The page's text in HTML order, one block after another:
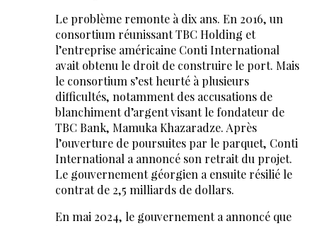
Le problème remonte à dix ans. En 2016, un
consortium réunissant TBC Holding et
l’entreprise américaine Conti International
avait obtenu le droit de construire le port. Mais
le consortium s’est heurté à plusieurs
difficultés, notamment des accusations de
blanchiment d’argent visant le fondateur de
TBC Bank, Mamuka Khazaradze. Après
l’ouverture de poursuites par le parquet, Conti
International a annoncé son retrait du projet.
Le gouvernement géorgien a ensuite résilié le
contrat de 2,5 milliards de dollars.
En mai 2024, le gouvernement a annoncé que